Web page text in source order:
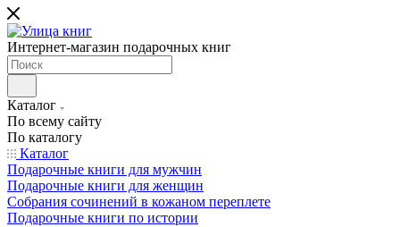
Интернет-магазин подарочных книг
Каталог
По всему сайту
По каталогу
Каталог
Подарочные книги для мужчин
Подарочные книги для женщин
Собрания сочинений в кожаном переплете
Подарочные книги по истории